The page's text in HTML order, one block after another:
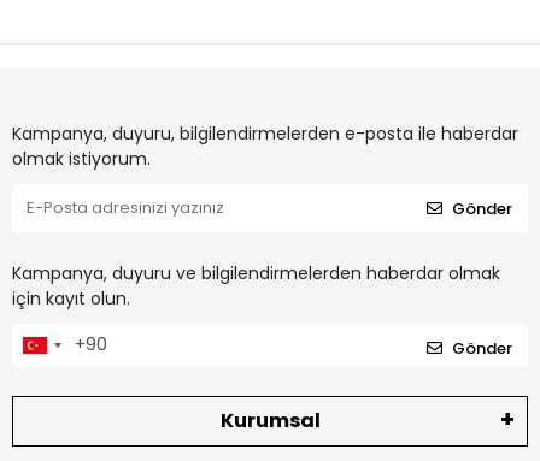
Kampanya, duyuru, bilgilendirmelerden e-posta ile haberdar
olmak istiyorum.
Gönder
Kampanya, duyuru ve bilgilendirmelerden haberdar olmak
için kayıt olun.
Gönder
Kurumsal